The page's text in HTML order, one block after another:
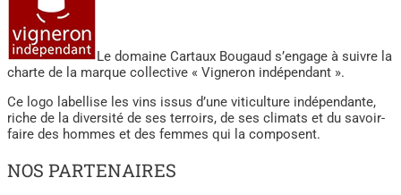
Le domaine Cartaux Bougaud s’engage à suivre la
charte de la marque collective « Vigneron indépendant ».
Ce logo labellise les vins issus d’une viticulture indépendante,
riche de la diversité de ses terroirs, de ses climats et du savoir-
faire des hommes et des femmes qui la composent.
NOS PARTENAIRES